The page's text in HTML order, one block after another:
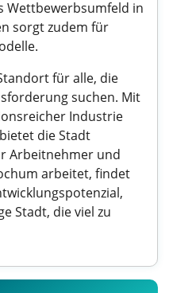
Wettbewerbsumfeld in
sorgt zudem für
für alle, die
suchen. Mit
Industrie
die Stadt
Arbeitnehmer und
arbeitet, findet
Stadt, die viel zu